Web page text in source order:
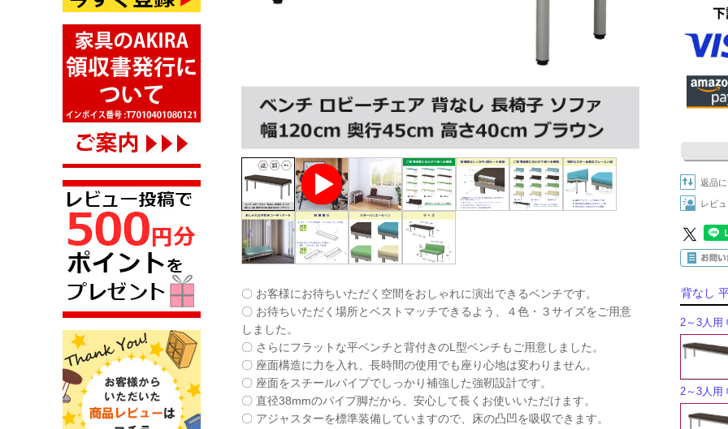
〇 お客様にお待ちいただく空間をおしゃれに演出できるベンチです。
〇 お待ちいただく場所とベストマッチできるよう、４色・３サイズをご用意
しました。
〇 さらにフラットな平ベンチと背付きのL型ベンチもご用意しました。
〇 座面構造に力を入れ、長時間の使用でも座り心地は変わりません。
〇 座面をスチールパイプでしっかり補強した強靭設計です。
〇 直径38mmのパイプ脚だから、安心して長くお使いいただけます。
〇 アジャスターを標準装備していますので、床の凸凹を吸収できます。
返品
レビ
背なし
2～3人用
2～3人用